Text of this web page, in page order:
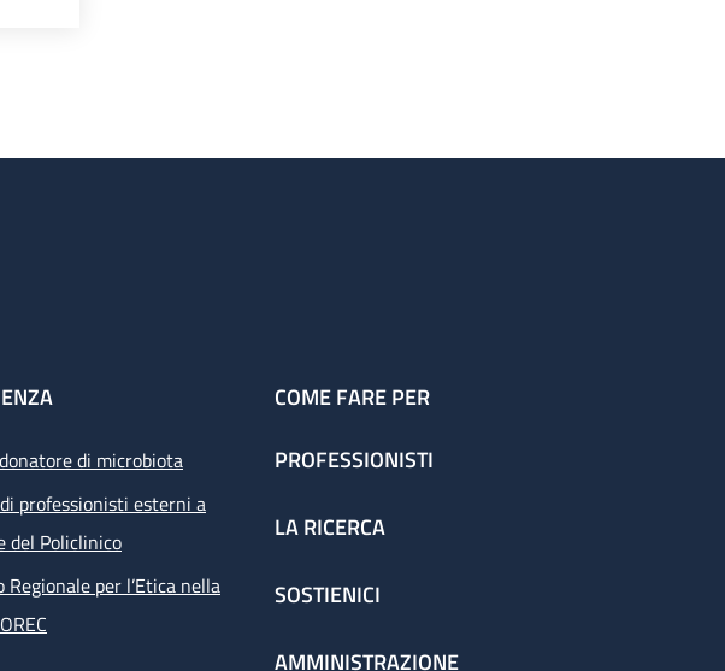
di microbiota
professionisti esterni a
Policlinico
Regionale per l’Etica nella
COME FARE PER
PROFESSIONISTI
LA RICERCA
SOSTIENICI
AMMINISTRAZIONE